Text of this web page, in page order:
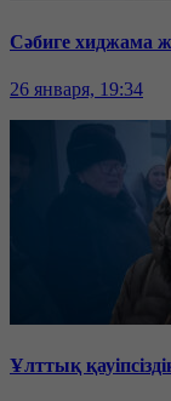
Сәбиге хиджама
26 января, 19:34
Ұлттық